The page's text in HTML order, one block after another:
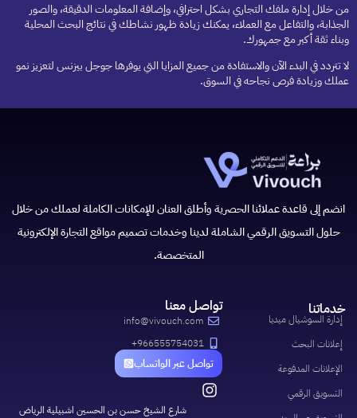
من خلال إدارة ملفك التجاري بشكل احترافي، وإضافة المعلومات الدقيقة، والصور
الجذابة، والتفاعل مع العملاء، يمكنك زيادة ظهور نشاطك في نتائج البحث المحلية
وبناء ثقة أكبر مع جمهورك.
لا تتردد في البدء الآن والاستفادة من جميع المزايا التي يوفرها جوجل بيزنس لتعزيز نمو
عملك وزيادة فرص نجاحه في السوق.
انضم إلى قاعدة عملائنا الحصرية وأطلق العنان للإمكانات الكاملة لعملك من خلال
حلول التسويق الرقمي الشاملة لدينا وخدمات تصميم مواقع التجارة الإلكترونية
المتخصصة.
خدماتنا
إدارة السوشيال ميديا
إعلانات البحث
الإعلانات المدفوعة
التسويق الرقمي
تواصل معنا
info@vivouch.com
966555754031+
تواصل عبر الواتساب
شارع الشيخ حسن بن الحسين اشبيلية الرياض